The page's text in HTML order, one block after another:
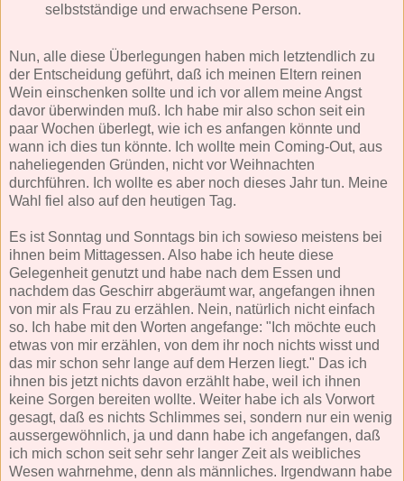
selbstständige und erwachsene Person.
Nun, alle diese Überlegungen haben mich letztendlich zu
der Entscheidung geführt, daß ich meinen Eltern reinen
Wein einschenken sollte und ich vor allem meine Angst
davor überwinden muß. Ich habe mir also schon seit ein
paar Wochen überlegt, wie ich es anfangen könnte und
wann ich dies tun könnte. Ich wollte mein Coming-Out, aus
naheliegenden Gründen, nicht vor Weihnachten
durchführen. Ich wollte es aber noch dieses Jahr tun. Meine
Wahl fiel also auf den heutigen Tag.
Es ist Sonntag und Sonntags bin ich sowieso meistens bei
ihnen beim Mittagessen. Also habe ich heute diese
Gelegenheit genutzt und habe nach dem Essen und
nachdem das Geschirr abgeräumt war, angefangen ihnen
von mir als Frau zu erzählen. Nein, natürlich nicht einfach
so. Ich habe mit den Worten angefange: "Ich möchte euch
etwas von mir erzählen, von dem ihr noch nichts wisst und
das mir schon sehr lange auf dem Herzen liegt." Das ich
ihnen bis jetzt nichts davon erzählt habe, weil ich ihnen
keine Sorgen bereiten wollte. Weiter habe ich als Vorwort
gesagt, daß es nichts Schlimmes sei, sondern nur ein wenig
aussergewöhnlich, ja und dann habe ich angefangen, daß
ich mich schon seit sehr sehr langer Zeit als weibliches
Wesen wahrnehme, denn als männliches. Irgendwann habe